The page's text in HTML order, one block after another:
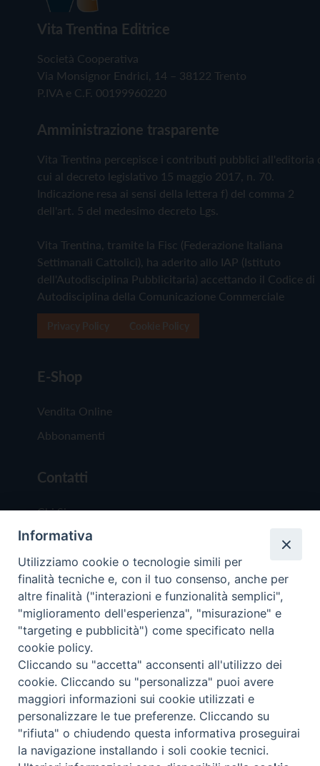
Vita Trentina Editrice
Società Cooperativa
Via Monsignor Endrici, 14 – 38122 Trento
P.IVA e C.F. 00199960220
Amministrazione trasparente
Vita Trentina percepisce i contributi pubblici all'editoria
cui al decreto legislativo 15 maggio 2017, n. 70.
Indicazione resa ai sensi della lettera f) del comma 2
dell'art. 5 del medesimo decreto Lgs.
Vita Trentina, tramite la Fisc (Federazione Italiana
Settimanali Cattolici), ha aderito allo IAP (Istituto
dell'Autodisciplina Pubblicitaria) accettando il Codice di
Autodisciplina della Comunicazione Commerciale
E-Shop
Vendita Online
Abbonamenti
Contatti
Chi Siamo
Redazione
Scrivici
Copyright © 2019 - Tutti i diritti riservati - Vita
Trentina Editrice
Privacy Policy
Torna
Informativa
Utilizziamo cookie o tecnologie simili per
finalità tecniche e, con il tuo consenso, anche per
altre finalità ("interazioni e funzionalità semplici",
"miglioramento dell'esperienza", "misurazione" e
"targeting e pubblicità") come specificato nella
cookie policy.
Cliccando su "accetta" acconsenti all'utilizzo dei
cookie. Cliccando su "personalizza" puoi avere
maggiori informazioni sui cookie utilizzati e
personalizzare le tue preferenze. Cliccando su
"rifiuta" o chiudendo questa informativa proseguirai
la navigazione installando i soli cookie tecnici.